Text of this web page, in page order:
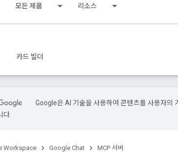
모든 제품 리소스
카드 빌더
Google은 AI 기술을 사용하여 콘텐츠를 사용자의
다.
Workspace Google Chat MCP 서버